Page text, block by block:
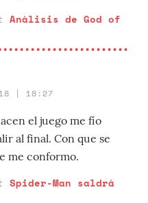
Análisis de God of
| 18:27
el juego me fío
al final. Con que se
me conformo.
Spider-Man saldrá